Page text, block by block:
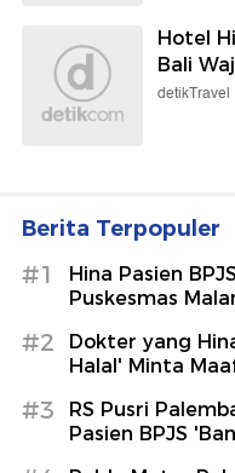
Hotel
Bali
detikTravel
Berita Terpopuler
#1
Hina Pasien
Puskesmas
#2
Dokter yang
Halal' Minta
#3
RS Pusri
Pasien BPJS